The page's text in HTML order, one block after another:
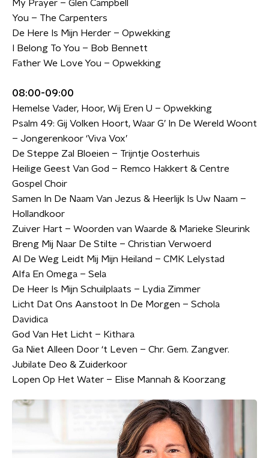
My Prayer – Glen Campbell
You – The Carpenters
De Here Is Mijn Herder – Opwekking
I Belong To You – Bob Bennett
Father We Love You – Opwekking
08:00-09:00
Hemelse Vader, Hoor, Wij Eren U – Opwekking
Psalm 49: Gij Volken Hoort, Waar G’ In De Wereld Woont
– Jongerenkoor ‘Viva Vox’
De Steppe Zal Bloeien – Trijntje Oosterhuis
Heilige Geest Van God – Remco Hakkert & Centre
Gospel Choir
Samen In De Naam Van Jezus & Heerlijk Is Uw Naam –
Hollandkoor
Zuiver Hart – Woorden van Waarde & Marieke Sleurink
Breng Mij Naar De Stilte – Christian Verwoerd
Al De Weg Leidt Mij Mijn Heiland – CMK Lelystad
Alfa En Omega – Sela
De Heer Is Mijn Schuilplaats – Lydia Zimmer
Licht Dat Ons Aanstoot In De Morgen – Schola
Davidica
God Van Het Licht – Kithara
Ga Niet Alleen Door ‘t Leven – Chr. Gem. Zangver.
Jubilate Deo & Zuiderkoor
Lopen Op Het Water – Elise Mannah & Koorzang